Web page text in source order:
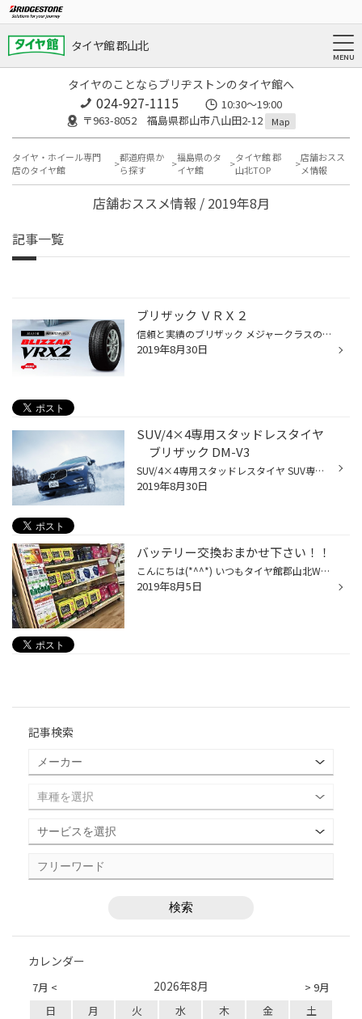
タイヤ館 郡山北
タイヤのことならブリヂストンのタイヤ館へ
024-927-1115
10:30〜19:00
〒963-8052 福島県郡山市八山田2-12
Map
タイヤ・ホイール専門
店のタイヤ館
都道府県か
ら探す
福島県のタ
イヤ館
タイヤ館 郡
山北TOP
店舗おスス
メ情報
店舗おススメ情報 / 2019年8月
記事一覧
ブリザック ＶＲＸ２
信頼と実績のブリザック メジャークラスのスタッドレスタイヤ VRX2 1.『アクティブ発泡ゴム2』と「非対称パタン」でしっかり止まる、曲がる。 アクティブ発泡ゴムが水の膜を取り除き トレッドパタンとブロックが接地性を高めグリップを向上させます 2.さらに『長持ち』。ロングライフで経済的！ ブ...
2019年8月30日
SUV/4×4専用スタッドレスタイヤ
ブリザック DM-V3
SUV/4×4専用スタッドレスタイヤ SUV専用ブリザックDM-V3 1.『アクティブ発泡ゴム2』でしっかり止まる、曲がる。 VRX2同様アクティブ発泡ゴム2を使用、路面の水膜を除去しグリップ力を向上 2.『SUV専用パタン』で雨の日でもしっかり止まる。 SUV専用パタンを開発し剛性を高めたブロックと溝を適正配...
2019年8月30日
バッテリー交換おまかせ下さい！！
こんにちは(*^^*) いつもタイヤ館郡山北WEBをご覧いただきましてありがとうございます！！ 皆様、連日の暑さで体調など崩されていないでしょうか？ こまめな水分補給と休息で体調管理にお気をつけ下さいね！ そしてこの暑さに参っているのは人間だけではない！！ お車も大分参っていることでしょう...
2019年8月5日
記事検索
カレンダー
7月 < > 9月
2026年8月
日 月 火 水 木 金
土